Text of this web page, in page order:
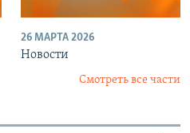
26 МАРТА 2026
Новости
Смотреть все части